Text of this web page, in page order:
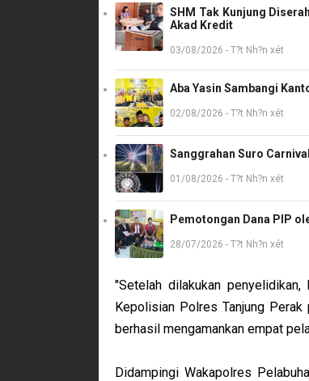
SHM Tak Kunjung
Akad Kredit
03/08/2026 - T?t Nh?n xét
Aba Yasin Sambangi
02/08/2026 - T?t Nh?n xét
Sanggrahan Suro
01/08/2026 - T?t Nh?n xét
Pemotongan Dana PIP
28/07/2026 - T?t Nh?n xét
"Setelah dilakukan
Kepolisian Polres Tanjung
berhasil mengamankan empat
Didampingi Wakapolres